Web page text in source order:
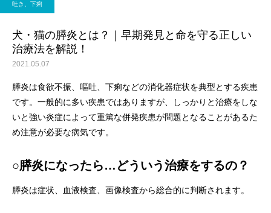
画像診断科 軟部外科
吐き、下痢
犬・猫の膵炎とは？｜早期発見と命を守る正しい
治療法を解説！
2021.05.07
膵炎は食欲不振、嘔吐、下痢などの消化器症状を典型とする疾患
です。一般的に多い疾患ではありますが、しっかりと治療をしな
いと強い炎症によって重篤な併発疾患が問題となることがあるた
め注意が必要な病気です。
○膵炎になったら…どういう治療をするの？
膵炎は症状、血液検査、画像検査から総合的に判断されます。